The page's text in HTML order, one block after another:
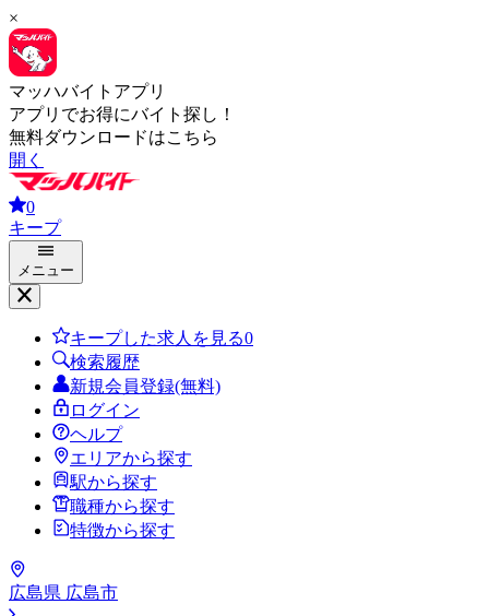
×
マッハバイトアプリ
アプリでお得にバイト探し！
無料ダウンロードはこちら
開く
0
キープ
メニュー
キープした求人を見る0
検索履歴
新規会員登録(無料)
ログイン
ヘルプ
エリアから探す
駅から探す
職種から探す
特徴から探す
広島県 広島市